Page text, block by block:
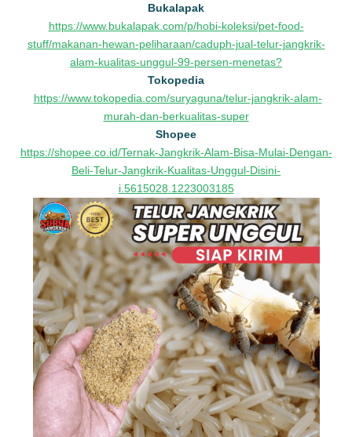
Bukalapak
https://www.bukalapak.com/p/hobi-koleksi/pet-food-
stuff/makanan-hewan-peliharaan/caduph-jual-telur-jangkrik-
alam-kualitas-unggul-99-persen-menetas?
Tokopedia
https://www.tokopedia.com/suryaguna/telur-jangkrik-alam-
murah-dan-berkualitas-super
Shopee
https://shopee.co.id/Ternak-Jangkrik-Alam-Bisa-Mulai-Dengan-
Beli-Telur-Jangkrik-Kualitas-Unggul-Disini-
i.5615028.1223003185